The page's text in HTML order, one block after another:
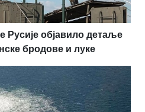
Русије објавило детаље
бродове и луке